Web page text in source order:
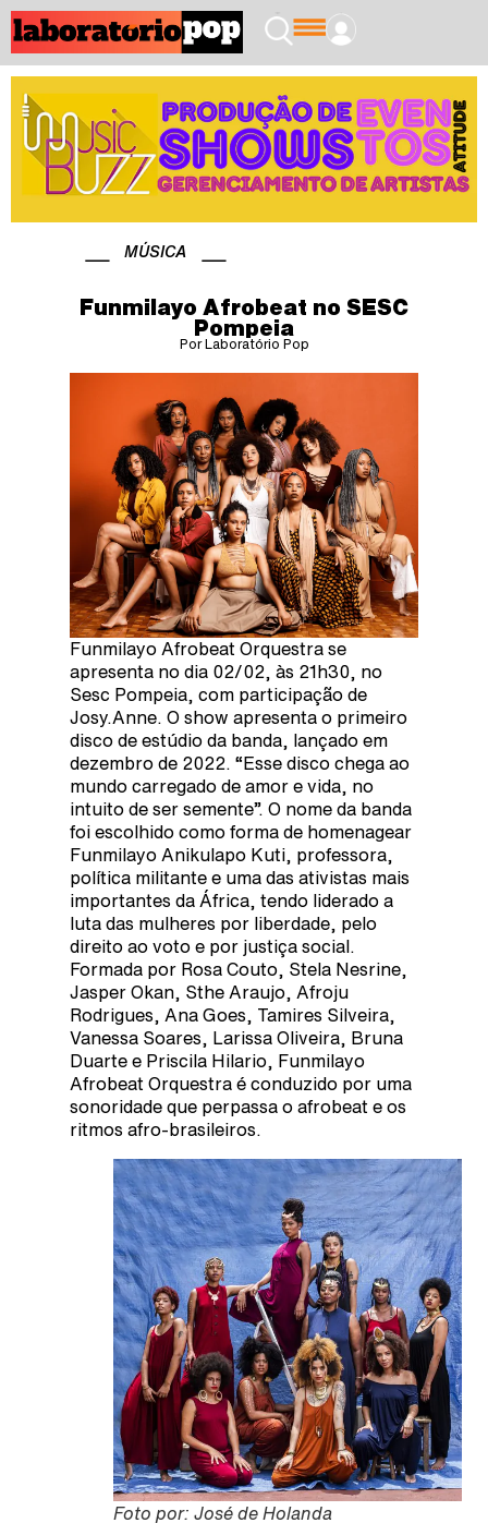
MÚSICA
Funmilayo Afrobeat no SESC
Pompeia
Por Laboratório Pop
Funmilayo Afrobeat Orquestra se
apresenta no dia 02/02, às 21h30, no
Sesc Pompeia, com participação de
Josy.Anne. O show apresenta o primeiro
disco de estúdio da banda, lançado em
dezembro de 2022. “Esse disco chega ao
mundo carregado de amor e vida, no
intuito de ser semente”. O nome da banda
foi escolhido como forma de homenagear
Funmilayo Anikulapo Kuti, professora,
política militante e uma das ativistas mais
importantes da África, tendo liderado a
luta das mulheres por liberdade, pelo
direito ao voto e por justiça social.
Formada por Rosa Couto, Stela Nesrine,
Jasper Okan, Sthe Araujo, Afroju
Rodrigues, Ana Goes, Tamires Silveira,
Vanessa Soares, Larissa Oliveira, Bruna
Duarte e Priscila Hilario, Funmilayo
Afrobeat Orquestra é conduzido por uma
sonoridade que perpassa o afrobeat e os
ritmos afro-brasileiros.
Foto por: José de Holanda